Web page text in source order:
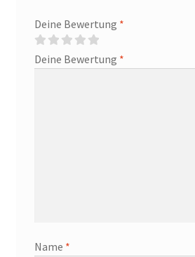
Deine Bewertung *
Deine Bewertung *
Name *